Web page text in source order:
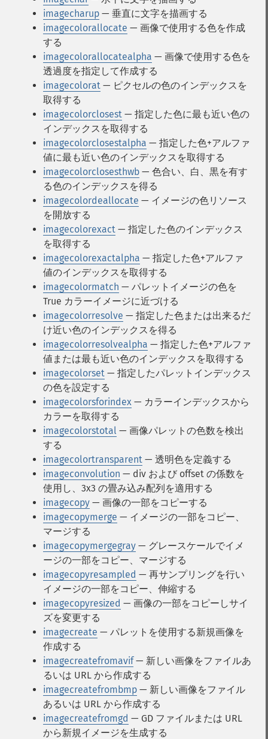
imagecharup — 垂直に文字を描画する
imagecolorallocate — 画像で使用する色を作成
する
imagecolorallocatealpha — 画像で使用する色を
透過度を指定して作成する
imagecolorat — ピクセルの色のインデックスを
取得する
imagecolorclosest — 指定した色に最も近い色の
インデックスを取得する
imagecolorclosestalpha — 指定した色+アルファ
値に最も近い色のインデックスを取得する
imagecolorclosesthwb — 色合い、白、黒を有す
る色のインデックスを得る
imagecolordeallocate — イメージの色リソース
を開放する
imagecolorexact — 指定した色のインデックス
を取得する
imagecolorexactalpha — 指定した色+アルファ
値のインデックスを取得する
imagecolormatch — パレットイメージの色を
True カラーイメージに近づける
imagecolorresolve — 指定した色または出来るだ
け近い色のインデックスを得る
imagecolorresolvealpha — 指定した色+アルファ
値または最も近い色のインデックスを取得する
imagecolorset — 指定したパレットインデックス
の色を設定する
imagecolorsforindex — カラーインデックスから
カラーを取得する
imagecolorstotal — 画像パレットの色数を検出
する
imagecolortransparent — 透明色を定義する
imageconvolution — div および offset の係数を
使用し、3x3 の畳み込み配列を適用する
imagecopy — 画像の一部をコピーする
imagecopymerge — イメージの一部をコピー、
マージする
imagecopymergegray — グレースケールでイメ
ージの一部をコピー、マージする
imagecopyresampled — 再サンプリングを行い
イメージの一部をコピー、伸縮する
imagecopyresized — 画像の一部をコピーしサイ
ズを変更する
imagecreate — パレットを使用する新規画像を
作成する
imagecreatefromavif— 新しい画像をファイルあ
るいは URL から作成する
imagecreatefrombmp — 新しい画像をファイル
あるいは URL から作成する
imagecreatefromgd — GD ファイルまたは URL
から新規イメージを生成する